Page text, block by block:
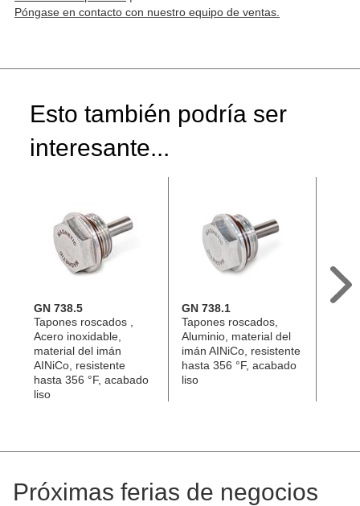
Póngase en contacto con nuestro equipo de ventas.
Esto también podría ser
interesante...
GN 738.5
Tapones roscados ,
Acero inoxidable,
material del imán
AINiCo, resistente
hasta 356 °F, acabado
liso
GN 738.1
Tapones roscados,
Aluminio, material del
imán AINiCo, resistente
hasta 356 °F, acabado
liso
Próximas ferias de negocios